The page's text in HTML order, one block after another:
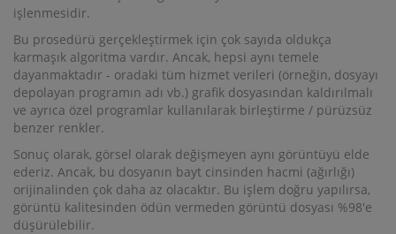
işlenmesidir.
Bu prosedürü gerçekleştirmek için çok sayıda oldukça
karmaşık algoritma vardır. Ancak, hepsi aynı temele
dayanmaktadır - oradaki tüm hizmet verileri (örneğin, dosyayı
depolayan programın adı vb.) grafik dosyasından kaldırılmalı
ve ayrıca özel programlar kullanılarak birleştirme / pürüzsüz
benzer renkler.
Sonuç olarak, görsel olarak değişmeyen aynı görüntüyü elde
ederiz. Ancak, bu dosyanın bayt cinsinden hacmi (ağırlığı)
orijinalinden çok daha az olacaktır. Bu işlem doğru yapılırsa,
görüntü kalitesinden ödün vermeden görüntü dosyası %98'e
düşürülebilir.